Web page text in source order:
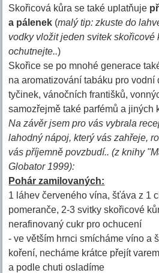
Skořicová kůra se také uplatňuje
a pálenek (malý tip: zkuste do
vodky vložit jeden svitek skořicové
ochutnejte..)
Skořice se po mnohé generace
na aromatizování tabáku pro vodní
tyčinek, vánočních františků,
samozřejmě také parfémů a jiných
Na závěr jsem pro vás vybrala
lahodný nápoj, který vás zahřeje,
vás příjemně povzbudí.. (z knihy
Globator 1999):
Pohár zamilovaných:
1 láhev červeného vína, šťáva z 1
pomeranče, 2-3 svitky skořicové
nerafinovaný cukr pro ochucení
- ve větším hrnci smícháme víno a
koření, necháme krátce přejít
a podle chuti osladíme